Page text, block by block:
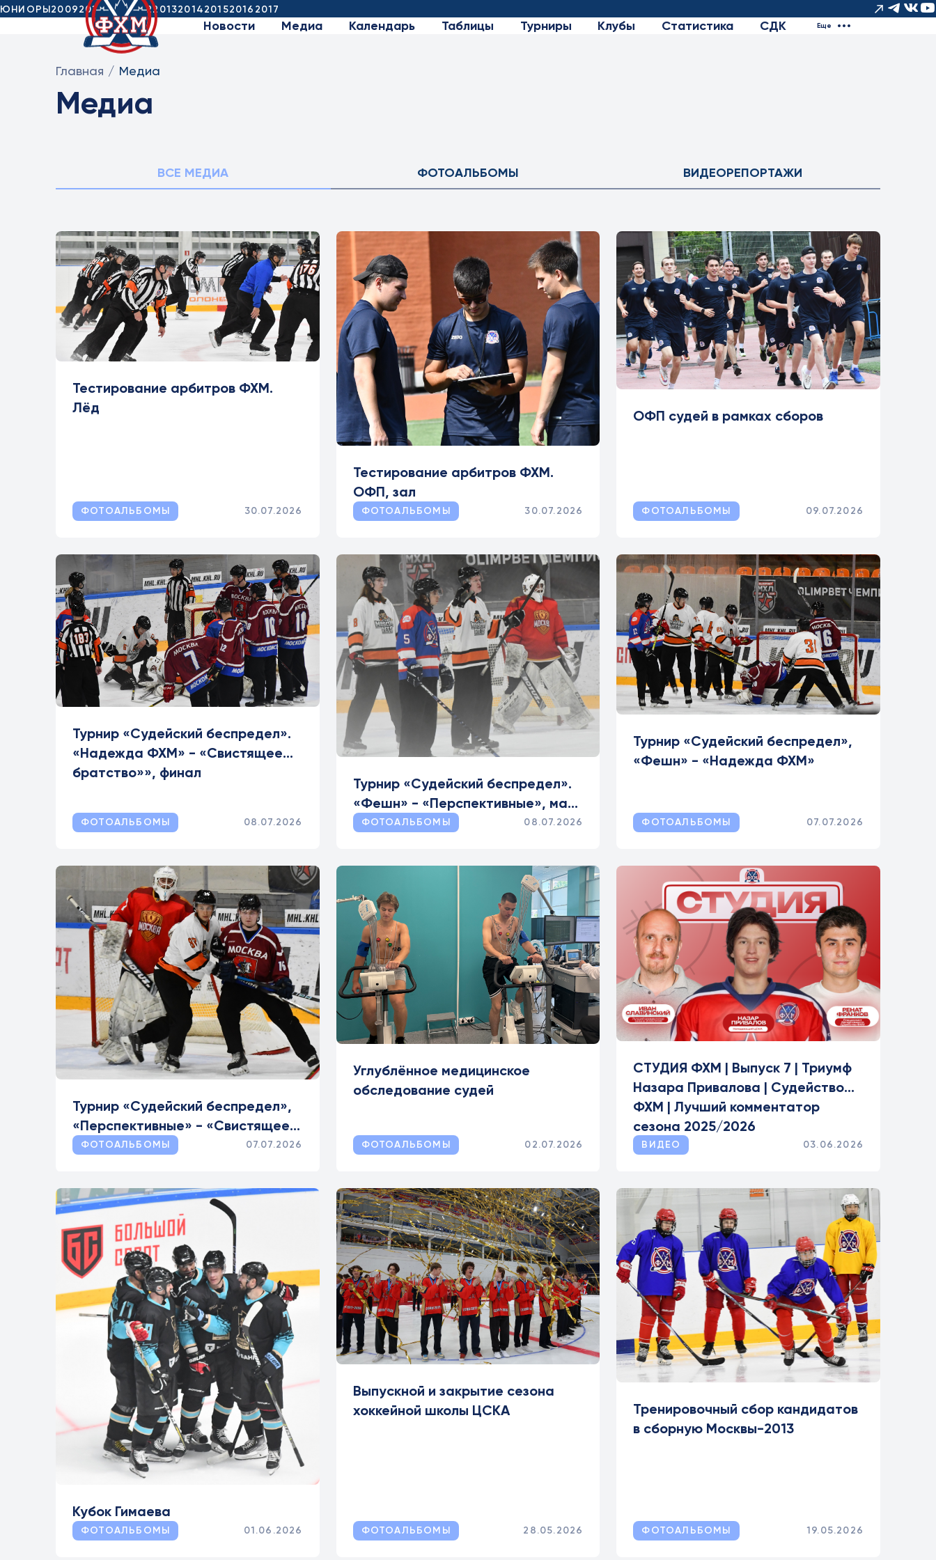
ЮНИОРЫ20092010201120122013201420152016 2017
Новости Медиа Календарь Таблицы Турниры Клубы Статистика СДК Еще
Главная / Медиа
Медиа
ВСЕ МЕДИА ФОТОАЛЬБОМЫ ВИДЕОРЕПОРТАЖИ
Тестирование арбитров ФХМ.
Лёд
ФОТОАЛЬБОМЫ 30.07.2026
Тестирование арбитров ФХМ.
ОФП, зал
ФОТОАЛЬБОМЫ 30.07.2026
ОФП судей в рамках сборов
ФОТОАЛЬБОМЫ 09.07.2026
Турнир «Судейский беспредел».
«Надежда ФХМ» - «Свистящее
братство»», финал
ФОТОАЛЬБОМЫ 08.07.2026
Турнир «Судейский беспредел».
«Фешн» - «Перспективные», матч
за 3-е место
ФОТОАЛЬБОМЫ 08.07.2026
Турнир «Судейский беспредел»,
«Фешн» - «Надежда ФХМ»
ФОТОАЛЬБОМЫ 07.07.2026
Турнир «Судейский беспредел»,
«Перспективные» - «Свистящее
братство»
ФОТОАЛЬБОМЫ 07.07.2026
Углублённое медицинское
обследование судей
ФОТОАЛЬБОМЫ 02.07.2026
СТУДИЯ ФХМ | Выпуск 7 | Триумф
Назара Привалова | Судейство
ФХМ | Лучший комментатор
сезона 2025/2026
ВИДЕО 03.06.2026
Кубок Гимаева
ФОТОАЛЬБОМЫ 01.06.2026
Выпускной и закрытие сезона
хоккейной школы ЦСКА
ФОТОАЛЬБОМЫ 28.05.2026
Тренировочный сбор кандидатов
в сборную Москвы-2013
ФОТОАЛЬБОМЫ 19.05.2026